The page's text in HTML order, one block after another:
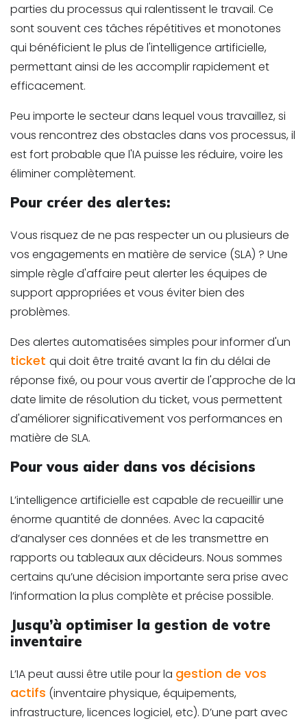
parties du processus qui ralentissent le travail. Ce
sont souvent ces tâches répétitives et monotones
qui bénéficient le plus de l'intelligence artificielle,
permettant ainsi de les accomplir rapidement et
efficacement.
Peu importe le secteur dans lequel vous travaillez, si
vous rencontrez des obstacles dans vos processus, il
est fort probable que l'IA puisse les réduire, voire les
éliminer complètement.
Pour créer des alertes:
Vous risquez de ne pas respecter un ou plusieurs de
vos engagements en matière de service (SLA) ? Une
simple règle d'affaire peut alerter les équipes de
support appropriées et vous éviter bien des
problèmes.
Des alertes automatisées simples pour informer d'un
ticket qui doit être traité avant la fin du délai de
réponse fixé, ou pour vous avertir de l'approche de la
date limite de résolution du ticket, vous permettent
d'améliorer significativement vos performances en
matière de SLA.
Pour vous aider dans vos décisions
L’intelligence artificielle est capable de recueillir une
énorme quantité de données. Avec la capacité
d’analyser ces données et de les transmettre en
rapports ou tableaux aux décideurs. Nous sommes
certains qu’une décision importante sera prise avec
l’information la plus complète et précise possible.
Jusqu’à optimiser la gestion de votre
inventaire
L’IA peut aussi être utile pour la gestion de vos
actifs (inventaire physique, équipements,
infrastructure, licences logiciel, etc). D’une part avec